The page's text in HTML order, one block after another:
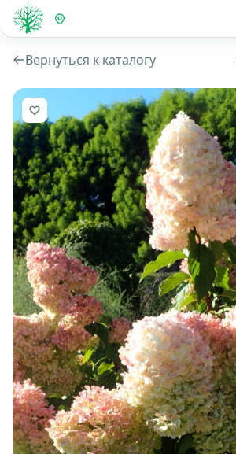
Вернуться к каталогу